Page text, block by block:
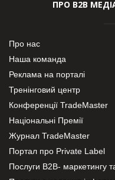
ПРО В2В
Про нас
Наша команда
Реклама на порталі
Тренінговий центр
Конференції TradeMaster
Національні Премії
Журнал TradeMaster
Портал про Private Label
Послуги В2В- маркетингу